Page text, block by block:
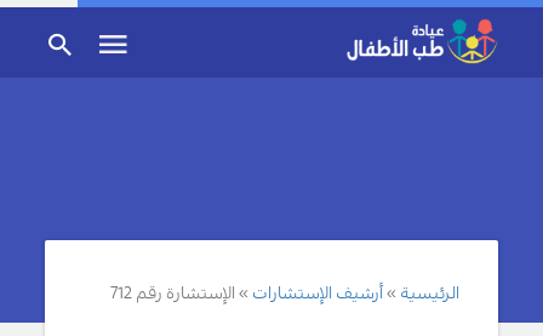
الرئيسية أرشيف الإستشارات الإستشارة رقم 712